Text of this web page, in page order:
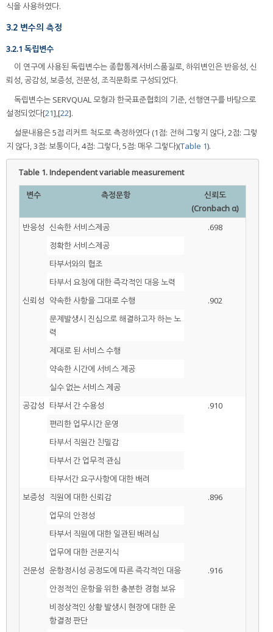
식을 사용하였다.
3.2 변수의 측정
3.2.1 독립변수
이 연구에 사용된 독립변수는 종합통제서비스품질로, 하위변인은 반응성, 신
뢰성, 공감성, 보증성, 전문성, 조직문화로 구성되었다.
독립변수는 SERVQUAL 모형과 한국표준협회의 기준, 선행연구를 바탕으로
설정되었다[21],[22].
설문내용은 5점 리커트 척도로 측정하였다 (1점: 전혀 그렇지 않다, 2점: 그렇
지 않다, 3점: 보통이다, 4점: 그렇다, 5점: 매우 그렇다)(Table 1).
Table 1.Independent variable measurement
변수 측정문항
신뢰도
(Cronbach α)
반응성 신속한 서비스제공
.698
정확한 서비스제공
타부서와의 협조
타부서 요청에 대한 즉각적인 대응 노력
신뢰성 약속한 사항을 그대로 수행
.902
문제발생시 진심으로 해결하고자 하는 노
력
제대로 된 서비스 수행
약속한 시간에 서비스 제공
실수 없는 서비스 제공
공감성 타부서 간 수용성
.910
편리한 업무시간 운영
타부서 직원간 친밀감
타부서 간 업무적 관심
타부서간 요구사항에 대한 배려
보증성 직원에 대한 신뢰감
.896
업무의 안정성
타부서 직원에 대한 일관된 배려심
업무에 대한 전문지식
전문성 운항정시성 공정도에 따른 즉각적인 대응
.916
안정적인 운항을 위한 충분한 경험 보유
비정상적인 상황 발생시 현장에 대한 운
항결정 판단